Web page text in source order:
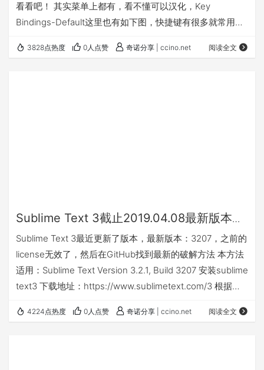
看看吧！ 其实菜单上都有，看不懂可以汉化，Key
Bindings-Default这里也有如下图，快捷键有很多就常用的
的。 打开：Ctrl+O 新建：Ctrl+N 新窗口新建：
3828点热度 0人点赞 奇诺分享 | ccino.net 阅读全文
Sublime Text 3截止2019.04.08最新版本破
解 3207
Sublime Text 3最近更新了版本，最新版本：3207，之前的
license无效了，然后在GitHub找到最新的破解方法 本方法
适用：Sublime Text Version 3.2.1, Build 3207 安装sublime
text3 下载地址：https://www.sublimetext.com/3 根据你
https://hexed.it/ 点击“Open file”，然后选择
4224点热度 0人点赞 奇诺分享 | ccino.net 阅读全文